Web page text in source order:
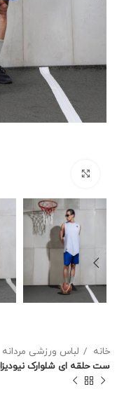
خانه لباس ورزشی مردانه
ست حلقه ای شلوارک